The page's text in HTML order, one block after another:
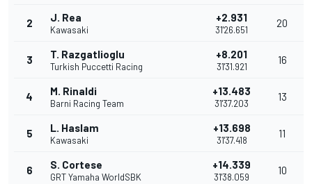
2 J. Rea
Kawasaki
+2.931
31'26.651
20
3 T. Razgatlioglu
Turkish Puccetti Racing
+8.201
31'31.921
16
4 M. Rinaldi
Barni Racing Team
+13.483
31'37.203
13
5 L. Haslam
Kawasaki
+13.698
31'37.418
11
6 S. Cortese
GRT Yamaha WorldSBK
+14.339
31'38.059
10